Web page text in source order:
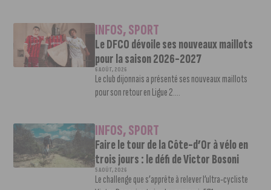
INFOS,SPORT
Le DFCO dévoile ses nouveaux maillots
pour la saison 2026-2027
6 AOÛT, 2026
Le club dijonnais a présenté ses nouveaux maillots
pour son retour en Ligue 2....
INFOS,SPORT
Faire le tour de la Côte-d’Or à vélo en
trois jours : le défi de Victor Bosoni
5 AOÛT, 2026
Le challenge que s’apprête à relever l’ultra-cycliste